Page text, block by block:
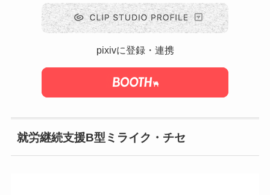
pixivに登録・連携
就労継続支援B型ミライク・チセ